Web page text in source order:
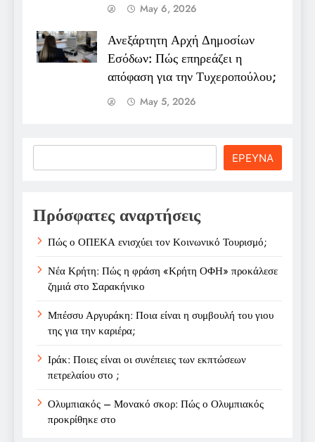
May 6, 2026
Ανεξάρτητη Αρχή Δημοσίων
Εσόδων: Πώς επηρεάζει η
απόφαση για την Τυχεροπούλου;
May 5, 2026
ΕΡΕΥΝΑ
Πρόσφατες αναρτήσεις
Πώς ο ΟΠΕΚΑ ενισχύει τον Κοινωνικό Τουρισμό;
Νέα Κρήτη: Πώς η φράση «Κρήτη ΟΦΗ» προκάλεσε
ζημιά στο Σαρακήνικο
Μπέσσυ Αργυράκη: Ποια είναι η συμβουλή του γιου
της για την καριέρα;
Ιράκ: Ποιες είναι οι συνέπειες των εκπτώσεων
πετρελαίου στο ;
Ολυμπιακός – Μονακό σκορ: Πώς ο Ολυμπιακός
προκρίθηκε στο